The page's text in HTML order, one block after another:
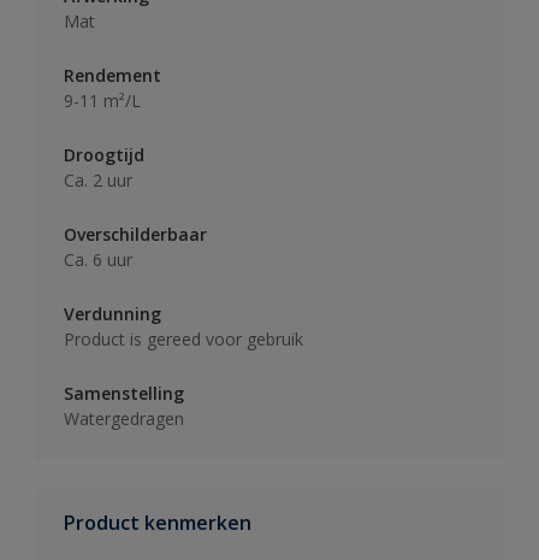
Mat
Rendement
9-11 m²/L
Droogtijd
Ca. 2 uur
Overschilderbaar
Ca. 6 uur
Verdunning
Product is gereed voor gebruik
Samenstelling
Watergedragen
Product kenmerken